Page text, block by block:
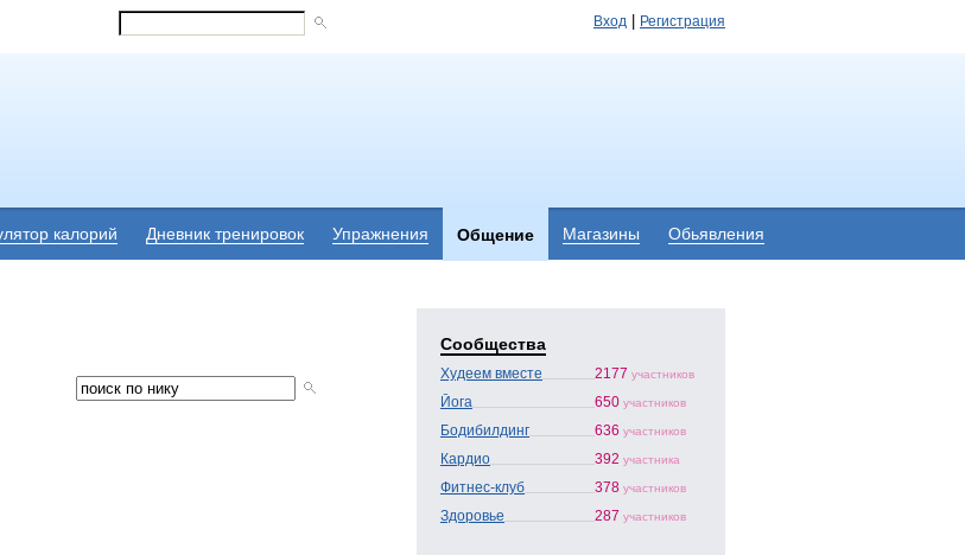
Вход Регистрация
калорий Дневник тренировок Упражнения Общение Магазины Обьявления
Сообщества
Худеем вместе 2177 участников
Йога 650 участников
Бодибилдинг 636 участников
Кардио 392 участника
Фитнес-клуб 378 участников
Здоровье 287 участников